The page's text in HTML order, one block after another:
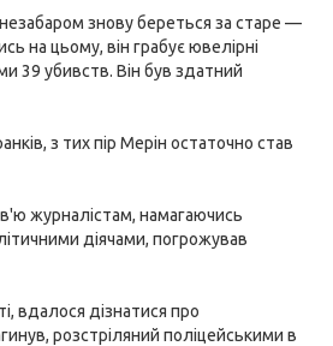
знову береться за старе —
на цьому, він грабує ювелірні
39 убивств. Він був здатний
з тих пір Мерін остаточно став
журналістам, намагаючись
діячами, погрожував
вдалося дізнатися про
розстріляний поліцейськими в